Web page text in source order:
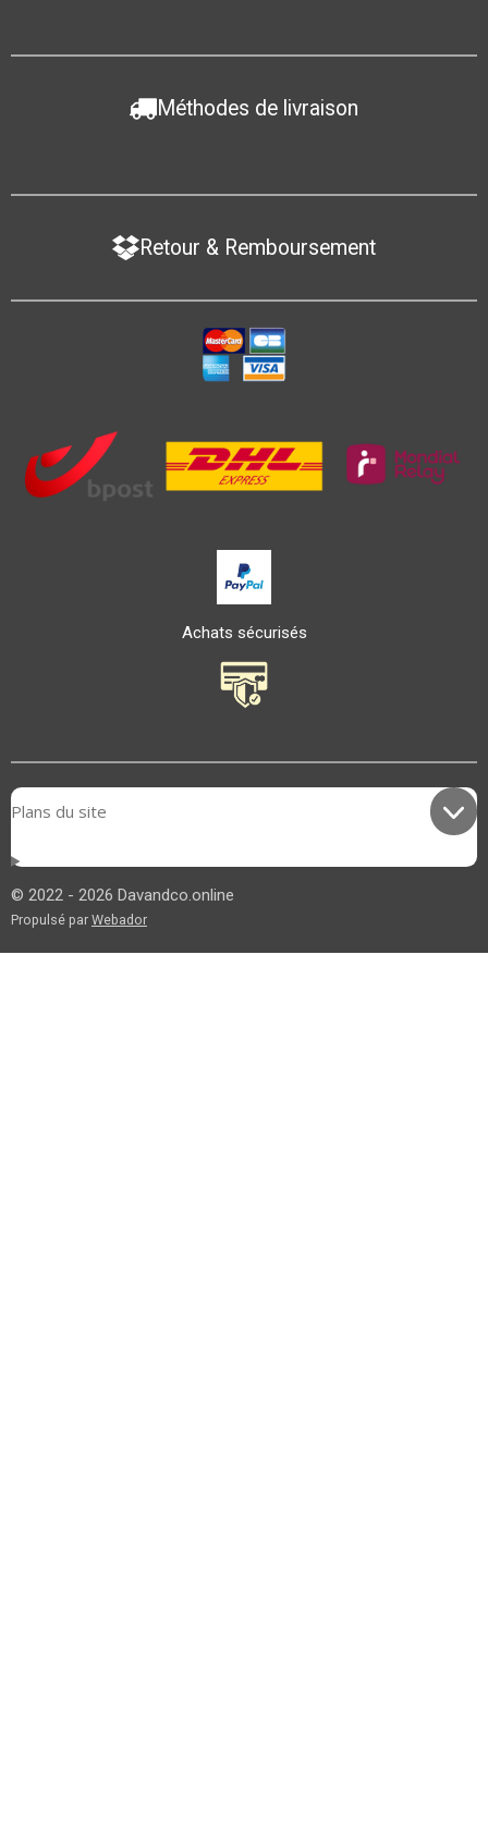
Méthodes de livraison
Retour & Remboursement
Achats sécurisés
Plans du site
© 2022 - 2026 Davandco.online
Propulsé par Webador